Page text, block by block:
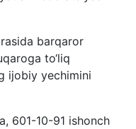
barqaror
to‘liq
ijobiy yechimini
601-10-91 ishonch